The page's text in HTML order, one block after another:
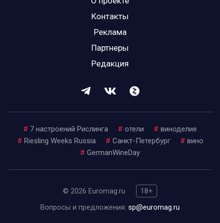
Контакты
Реклама
Партнеры
Редакция
# 7 настроений Рислинга # отели # виноделие
# Riesling Weeks Russia # Санкт-Петербург # вино
# GermanWineDay
© 2026 Euromag.ru
18+
Вопросы и предложения: sp@euromag.ru